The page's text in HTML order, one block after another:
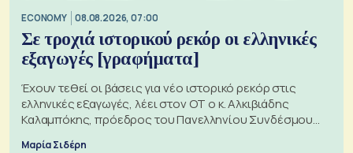
ECONOMY 08.08.2026, 07:00
Σε τροχιά ιστορικού ρεκόρ οι ελληνικές
εξαγωγές [γραφήματα]
Έχουν τεθεί οι βάσεις για νέο ιστορικό ρεκόρ στις
ελληνικές εξαγωγές, λέει στον ΟΤ ο κ. Αλκιβιάδης
Καλαμπόκης, πρόεδρος του Πανελληνίου Συνδέσμου
Μαρία Σιδέρη